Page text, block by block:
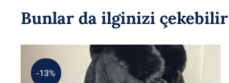
Bunlar da ilginizi çekebilir
-13%